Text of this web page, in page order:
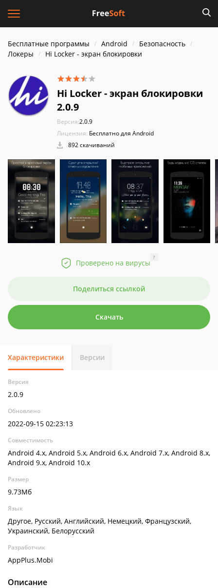
Бесплатные программы Android
Безопасность
Локеры
Hi Locker - экран блокировки
Hi Locker - экран блокировки
2.0.9
Версия:2.0.9
Лицензия: Бесплатно для Android
892 скачиваний
Проверено на вирусы
?
Поделиться ссылкой
Скачать
Характеристики Версии
Версия
2.0.9
Обновлено
2022-09-15 02:23:13
Совместимость
Android 4.x, Android 5.x, Android 6.x, Android 7.x, Android 8.x,
Android 9.x, Android 10.x
Размер
9.73Мб
Язык
Другое, Русский, Английский, Немецкий, Французский,
Украинский, Белорусский
Разработчик
AppPlus.Mobi
Описание